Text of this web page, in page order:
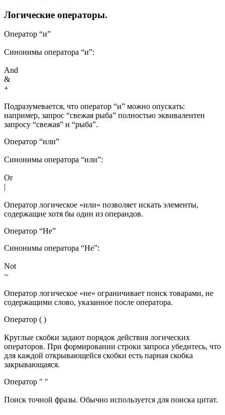
Логические операторы.
Оператор “и”
Синонимы оператора “и”:
And
&
+
Подразумевается, что оператор “и” можно опускать:
например, запрос “свежая рыба” полностью эквивалентен
запросу “свежая” и “рыба”.
Оператор “или”
Синонимы оператора “или”:
Or
|
Оператор логическое «или» позволяет искать элементы,
содержащие хотя бы один из операндов.
Оператор “Не”
Синонимы оператора “Не”:
Not
~
Оператор логическое «не» ограничивает поиск товарами, не
содержащими слово, указанное после оператора.
Оператор ( )
Круглые скобки задают порядок действия логических
операторов. При формировании строки запроса убедитесь, что
для каждой открывающейся скобки есть парная скобка
закрывающаяся.
Оператор " "
Поиск точной фразы. Обычно используется для поиска цитат.